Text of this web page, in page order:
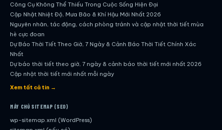
Công Cụ Không Thể Thiếu Trong Cuộc Sống Hiện Đại
Cập Nhật Nhiệt Độ, Mưa Bão & Khí Hậu Mới Nhất 2026
Nguyên nhân, tác động, cách phòng tránh và cập nhật thời tiết mùa
hè cực đoan
Dự Báo Thời Tiết Theo Giờ, 7 Ngày & Cảnh Báo Thời Tiết Chính Xác
Nhất
Dự báo thời tiết theo giờ, 7 ngày & cảnh báo thời tiết mới nhất 2026
Cập nhật thời tiết mới nhất mỗi ngày
Hướng dẫn đầy đủ về dự báo thời tiết hiện đại
Dự Báo Thời Tiết Theo Giờ, 7 Ngày & Cảnh Báo Thời Tiết Chính Xác
Công Cụ Không Thể Thiếu Trong Cuộc Sống Hiện Đại
Xem tất cả tin →
MÁY CHỦ SITEMAP (SEO)
wp-sitemap.xml (WordPress)